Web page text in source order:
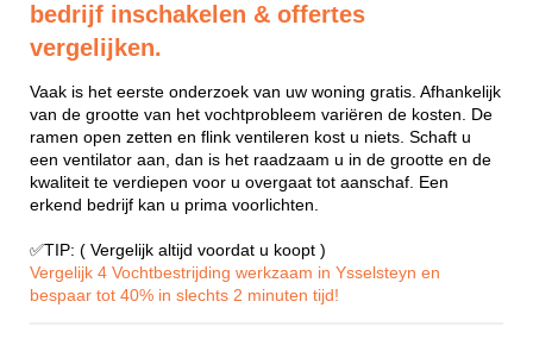
bedrijf inschakelen & offertes
vergelijken.
Vaak is het eerste onderzoek van uw woning gratis. Afhankelijk
van de grootte van het vochtprobleem variëren de kosten. De
ramen open zetten en flink ventileren kost u niets. Schaft u
een ventilator aan, dan is het raadzaam u in de grootte en de
kwaliteit te verdiepen voor u overgaat tot aanschaf. Een
erkend bedrijf kan u prima voorlichten.
✅TIP: ( Vergelijk altijd voordat u koopt )
Vergelijk 4 Vochtbestrijding werkzaam in Ysselsteyn en
bespaar tot 40% in slechts 2 minuten tijd!